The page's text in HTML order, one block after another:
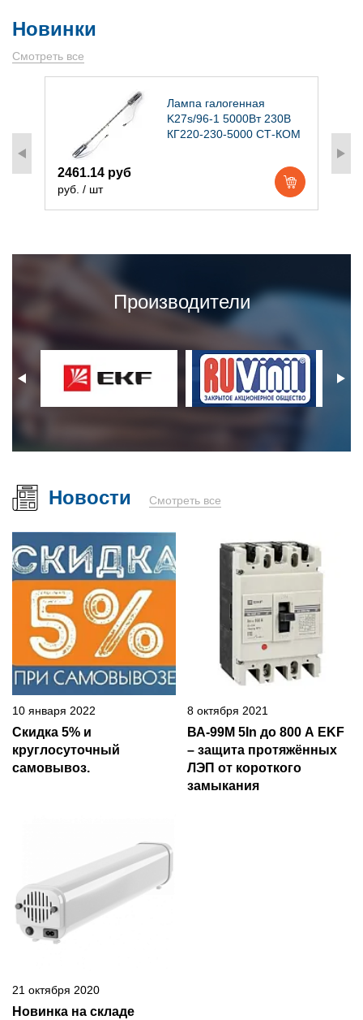
Новинки
Смотреть все
Лампа галогенная
K27s/96-1 5000Вт 230В
КГ220-230-5000 СТ-КОМ
2461.14 руб
руб. / шт
Производители
Новости Смотреть все
10 января 2022
Скидка 5% и
круглосуточный
самовывоз.
8 октября 2021
ВА-99М 5In до 800 А EKF
– защита протяжённых
ЛЭП от короткого
замыкания
21 октября 2020
Новинка на складе